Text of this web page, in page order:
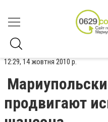
12:29, 14 жовтня 2010 р.
продвигают